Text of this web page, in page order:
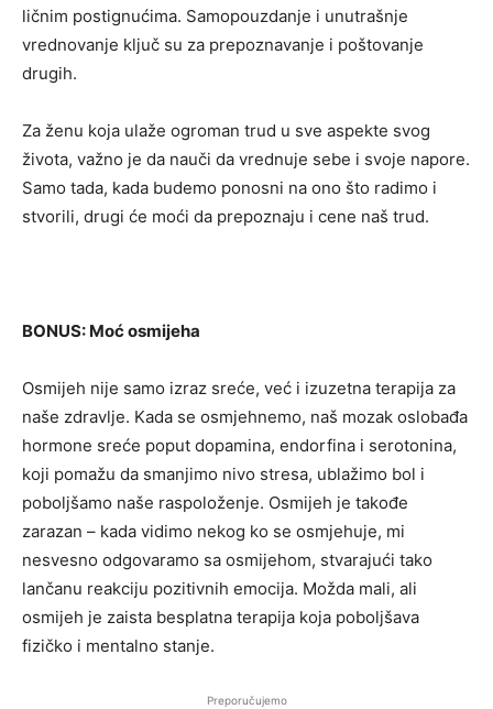
ličnim postignućima. Samopouzdanje i unutrašnje
vrednovanje ključ su za prepoznavanje i poštovanje
drugih.
Za ženu koja ulaže ogroman trud u sve aspekte svog
života, važno je da nauči da vrednuje sebe i svoje napore.
Samo tada, kada budemo ponosni na ono što radimo i
stvorili, drugi će moći da prepoznaju i cene naš trud.
BONUS: Moć osmijeha
Osmijeh nije samo izraz sreće, već i izuzetna terapija za
naše zdravlje. Kada se osmjehnemo, naš mozak oslobađa
hormone sreće poput dopamina, endorfina i serotonina,
koji pomažu da smanjimo nivo stresa, ublažimo bol i
poboljšamo naše raspoloženje. Osmijeh je takođe
zarazan – kada vidimo nekog ko se osmjehuje, mi
nesvesno odgovaramo sa osmijehom, stvarajući tako
lančanu reakciju pozitivnih emocija. Možda mali, ali
osmijeh je zaista besplatna terapija koja poboljšava
fizičko i mentalno stanje.
Preporučujemo